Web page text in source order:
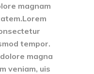
magnam
tempor.
magna
veniam, uis